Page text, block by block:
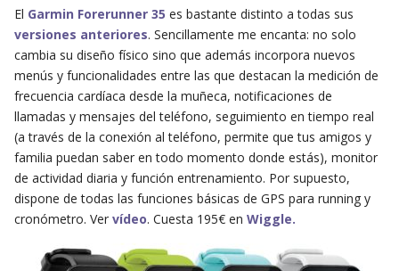
El Garmin Forerunner 35 es bastante distinto a todas sus
versiones anteriores. Sencillamente me encanta: no solo
cambia su diseño físico sino que además incorpora nuevos
menús y funcionalidades entre las que destacan la medición de
frecuencia cardíaca desde la muñeca, notificaciones de
llamadas y mensajes del teléfono, seguimiento en tiempo real
(a través de la conexión al teléfono, permite que tus amigos y
familia puedan saber en todo momento donde estás), monitor
de actividad diaria y función entrenamiento. Por supuesto,
dispone de todas las funciones básicas de GPS para running y
cronómetro. Ver vídeo. Cuesta 195€ en Wiggle.